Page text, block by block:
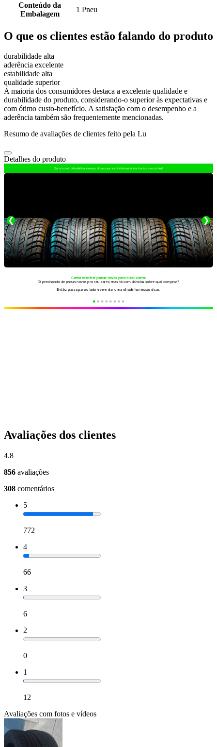
Conteúdo da
Embalagem
1 Pneu
O que os clientes estão falando do produto
durabilidade alta
aderência excelente
estabilidade alta
qualidade superior
A maioria dos consumidores destaca a excelente qualidade e
durabilidade do produto, considerando-o superior às expectativas e
com ótimo custo-benefício. A satisfação com o desempenho e a
aderência também são frequentemente mencionadas.
Resumo de avaliações de clientes feito pela Lu
Detalhes do produto
Avaliações dos clientes
4.8
856 avaliações
308 comentários
5
772
4
66
3
6
2
0
1
12
Avaliações com fotos e vídeos